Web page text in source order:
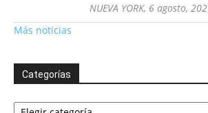
NUEVA YORK, 6 agosto,
Más noticias
Categorías
Categorías